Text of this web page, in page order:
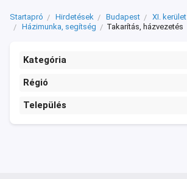
Startapró Hirdetések Budapest XI. kerület
Házimunka, segítség
Takarítás, házvezetés
Kategória
Régió
Település